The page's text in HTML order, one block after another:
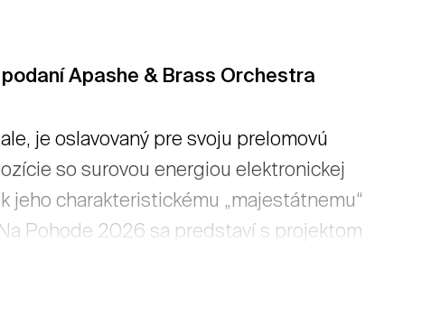
Apashe & Brass Orchestra
je oslavovaný pre svoju prelomovú
so surovou energiou elektronickej
jeho charakteristickému „majestátnemu“
Pohode 2026 sa predstaví s projektom
najväčších svetových pódiách.